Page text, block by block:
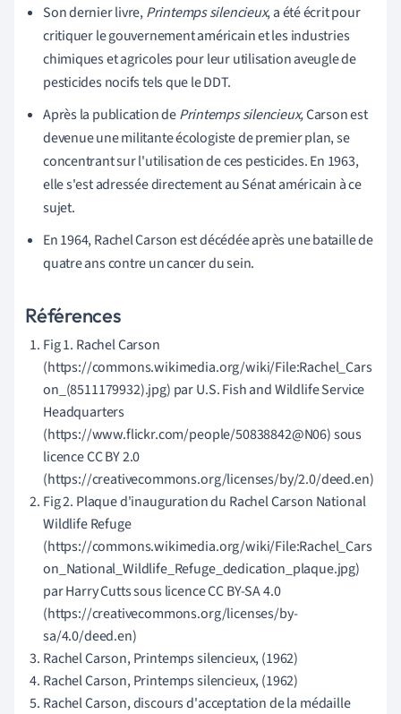
Son dernier livre,Printemps silencieux, a été écrit pour
critiquer le gouvernement américain et les industries
chimiques et agricoles pour leur utilisation aveugle de
pesticides nocifs tels que le DDT.
Après la publication dePrintemps silencieux,Carson est
devenue une militante écologiste de premier plan, se
concentrant sur l'utilisation de ces pesticides. En 1963,
elle s'est adressée directement au Sénat américain à ce
sujet.
En 1964, Rachel Carson est décédée après une bataille de
quatre ans contre un cancer du sein.
Références
Fig 1. Rachel Carson
(https://commons.wikimedia.org/wiki/File:Rachel_Cars
on_(8511179932).jpg) par U.S. Fish and Wildlife Service
Headquarters
(https://www.flickr.com/people/50838842@N06) sous
licence CC BY 2.0
(https://creativecommons.org/licenses/by/2.0/deed.en)
Fig 2. Plaque d'inauguration du Rachel Carson National
Wildlife Refuge
(https://commons.wikimedia.org/wiki/File:Rachel_Cars
on_National_Wildlife_Refuge_dedication_plaque.jpg)
par Harry Cutts sous licence CC BY-SA 4.0
(https://creativecommons.org/licenses/by-
sa/4.0/deed.en)
Rachel Carson, Printemps silencieux, (1962)
Rachel Carson, Printemps silencieux, (1962)
Rachel Carson, discours d'acceptation de la médaille